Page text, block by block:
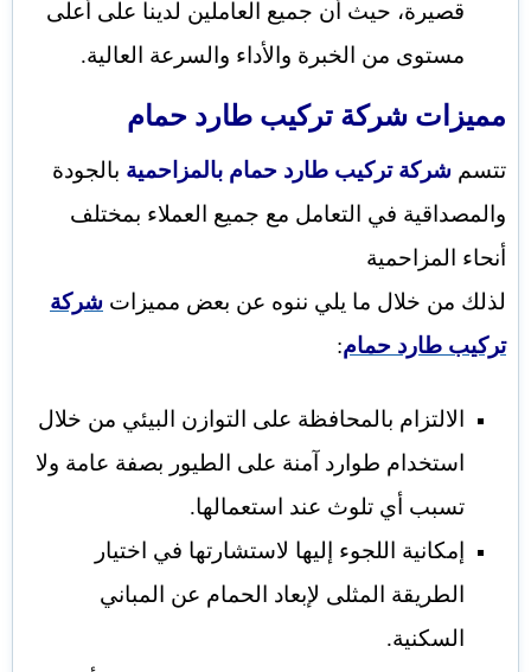
قصيرة، حيث أن جميع العاملين لدينا على أعلى
مستوى من الخبرة والأداء والسرعة العالية.
مميزات شركة تركيب طارد حمام
تتسم شركة تركيب طارد حمام بالمزاحمية بالجودة
والمصداقية في التعامل مع جميع العملاء بمختلف
أنحاء المزاحمية
لذلك من خلال ما يلي ننوه عن بعض مميزات شركة
تركيب طارد حمام:
الالتزام بالمحافظة على التوازن البيئي من خلال
استخدام طوارد آمنة على الطيور بصفة عامة ولا
تسبب أي تلوث عند استعمالها.
إمكانية اللجوء إليها لاستشارتها في اختيار
الطريقة المثلى لإبعاد الحمام عن المباني
السكنية.